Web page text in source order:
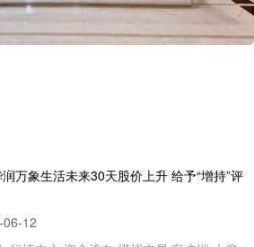
万象生活未来30天股价上升 给予“增持”评
12